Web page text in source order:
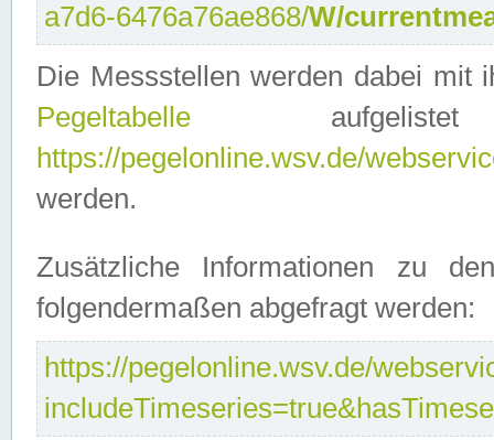
a7d6-6476a76ae868/W/
Die Messstellen werden dabei mit
Pegeltabelle
https://pegelonline.wsv.de/
werden.
Zusätzliche Informationen zu
folgendermaßen abgefragt werden:
https://pegelonline.wsv.de/